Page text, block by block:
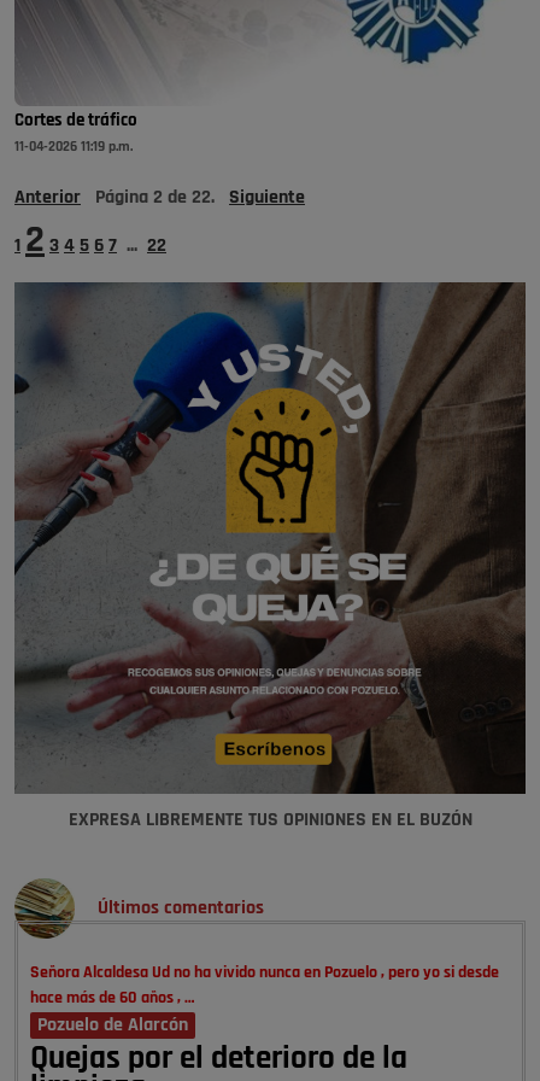
Cortes de tráfico
11-04-2026 11:19 p.m.
Anterior Página 2 de 22. Siguiente
1 2 3 4 5 6 7 ... 22
EXPRESA LIBREMENTE TUS OPINIONES EN EL BUZÓN
Últimos comentarios
Señora Alcaldesa Ud no ha vivido nunca en Pozuelo , pero yo si desde
hace más de 60 años , …
Pozuelo de Alarcón
Quejas por el deterioro de la